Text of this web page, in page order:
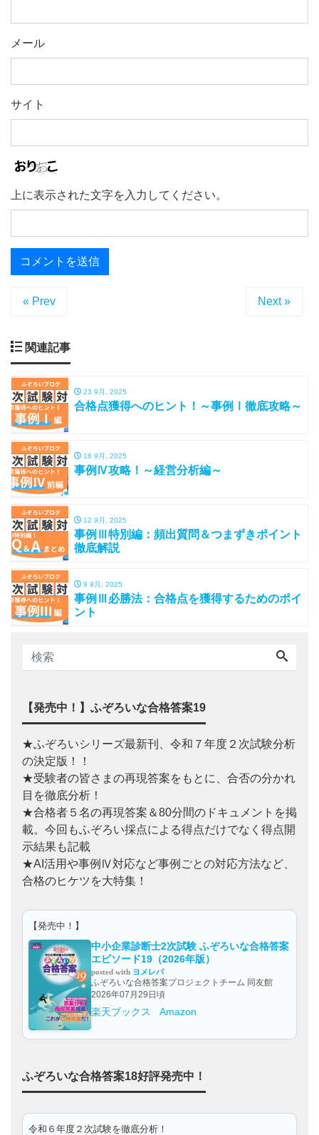
メール
サイト
上に表示された文字を入力してください。
« Prev Next »
関連記事
23 9月, 2025
合格点獲得へのヒント！～事例Ⅰ徹底攻略～
16 9月, 2025
事例Ⅳ攻略！～経営分析編～
12 9月, 2025
事例Ⅲ特別編：頻出質問＆つまずきポイント
徹底解説
9 9月, 2025
事例Ⅲ必勝法：合格点を獲得するためのポイ
ント
【発売中！】ふぞろいな合格答案19
★ふぞろいシリーズ最新刊、令和７年度２次試験分析
の決定版！！
★受験者の皆さまの再現答案をもとに、合否の分かれ
目を徹底分析！
★合格者５名の再現答案＆80分間のドキュメントを掲
載。今回もふぞろい採点による得点だけでなく得点開
示結果も記載
★AI活用や事例Ⅳ対応など事例ごとの対応方法など、
合格のヒケツを大特集！
【発売中！】
中小企業診断士2次試験 ふぞろいな合格答案
エピソード19（2026年版）
posted with ヨメレバ
ふぞろいな合格答案プロジェクトチーム 同友館
2026年07月29日頃
楽天ブックス Amazon
ふぞろいな合格答案18好評発売中！
令和６年度２次試験を徹底分析！